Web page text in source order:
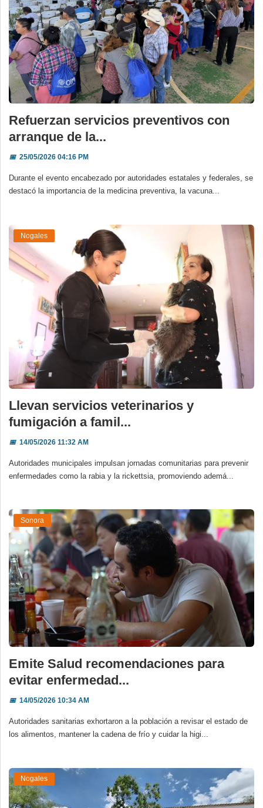
Refuerzan servicios preventivos con
arranque de la...
📅25/05/2026 04:16 PM
Durante el evento encabezado por autoridades estatales y federales, se
destacó la importancia de la medicina preventiva, la vacuna...
Nogales
Llevan servicios veterinarios y
fumigación a famil...
📅14/05/2026 11:32 AM
Autoridades municipales impulsan jornadas comunitarias para prevenir
enfermedades como la rabia y la rickettsia, promoviendo ademá...
Sonora
Emite Salud recomendaciones para
evitar enfermedad...
📅14/05/2026 10:34 AM
Autoridades sanitarias exhortaron a la población a revisar el estado de
los alimentos, mantener la cadena de frío y cuidar la higi...
Nogales